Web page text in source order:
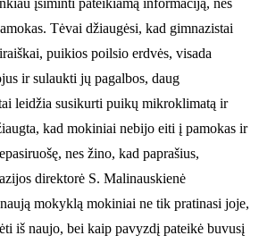
Tėvai džiaugėsi, kad gimnazistai
puikios poilsio erdvės, visada
ir sulaukti jų pagalbos, daug
leidžia susikurti puikų mikroklimatą ir
kad mokiniai nebijo eiti į pamokas ir
nes žino, kad paprašius,
direktorė S. Malinauskienė
mokyklą mokiniai ne tik pratinasi joje,
iš naujo, bei kaip pavyzdį pateikė buvusį